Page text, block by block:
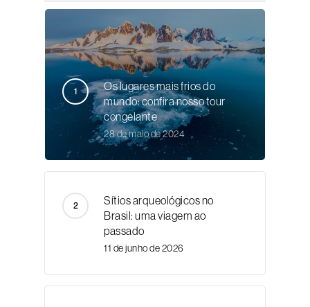
Os lugares mais frios do
mundo: confira nosso tour
congelante
28 de maio de 2024
Sítios arqueológicos no
Brasil: uma viagem ao
passado
11 de junho de 2026